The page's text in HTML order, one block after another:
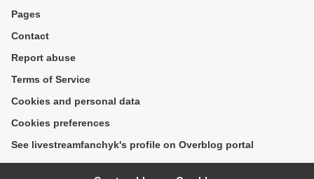
Pages
Contact
Report abuse
Terms of Service
Cookies and personal data
Cookies preferences
See livestreamfanchyk's profile on Overblog portal